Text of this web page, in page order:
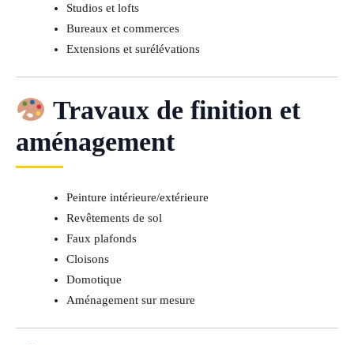
Studios et lofts
Bureaux et commerces
Extensions et surélévations
Travaux de finition et
aménagement
Peinture intérieure/extérieure
Revêtements de sol
Faux plafonds
Cloisons
Domotique
Aménagement sur mesure